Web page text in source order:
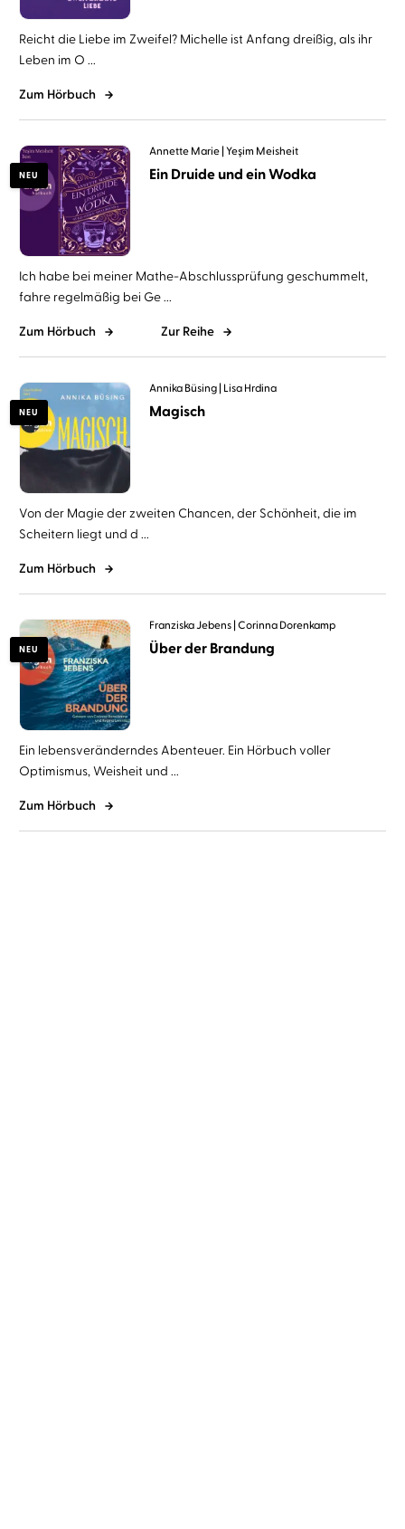
Reicht die Liebe im Zweifel? Michelle ist Anfang dreißig, als ihr
Leben im O ...
Zum Hörbuch
NEU
Annette Marie Yeşim Meisheit
Ein Druide und ein Wodka
Ich habe bei meiner Mathe-Abschlussprüfung geschummelt,
fahre regelmäßig bei Ge ...
Zum Hörbuch Zur Reihe
NEU
Annika Büsing Lisa Hrdina
Magisch
Von der Magie der zweiten Chancen, der Schönheit, die im
Scheitern liegt und d ...
Zum Hörbuch
NEU
Franziska Jebens Corinna Dorenkamp
Über der Brandung
Ein lebensveränderndes Abenteuer. Ein Hörbuch voller
Optimismus, Weisheit und ...
Zum Hörbuch